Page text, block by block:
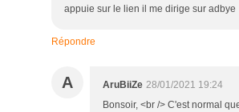
appuie sur le lien il me dirige sur adbye
Répondre
A AruBiiZe 28/01/2021 19:24
Bonsoir, <br /> C'est normal